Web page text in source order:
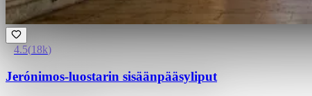
4.5(18k)
Jerónimos-luostarin sisäänpääsyliput